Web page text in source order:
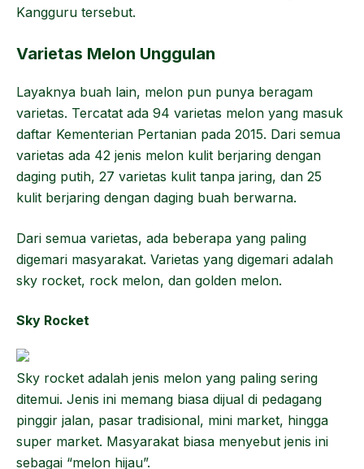
Kangguru tersebut.
Varietas Melon Unggulan
Layaknya buah lain, melon pun punya beragam
varietas. Tercatat ada 94 varietas melon yang masuk
daftar Kementerian Pertanian pada 2015. Dari semua
varietas ada 42 jenis melon kulit berjaring dengan
daging putih, 27 varietas kulit tanpa jaring, dan 25
kulit berjaring dengan daging buah berwarna.
Dari semua varietas, ada beberapa yang paling
digemari masyarakat. Varietas yang digemari adalah
sky rocket, rock melon, dan golden melon.
Sky Rocket
Sky rocket adalah jenis melon yang paling sering
ditemui. Jenis ini memang biasa dijual di pedagang
pinggir jalan, pasar tradisional, mini market, hingga
super market. Masyarakat biasa menyebut jenis ini
sebagai “melon hijau”.